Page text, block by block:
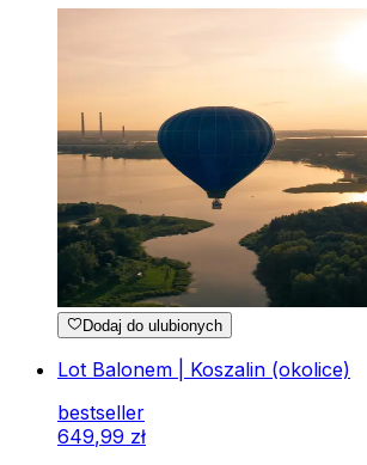
Dodaj do ulubionych
Lot Balonem | Koszalin (okolice)
bestseller
649,99 zł